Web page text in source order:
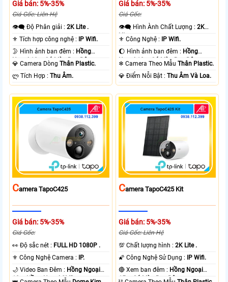
Giá bán: 5%-35%
Giá Gốc: Liên Hệ
👁️‍🗨 Độ Phân giải :2K Lite .
⚜️ Tích hợp công nghệ : IP Wifi.
🌛 Hình ảnh ban đêm : Hồng
Ngoại 10m Có Màu Ban Ðêm.
💎 Camera DòngThân Plastic.
️ლ Tích Hợp :Thu Âm.
Giá bán: 5%-35%
Giá Gốc:
👁️‍🗨 Hình Ành Chất Lượng :2K
Lite .
⚜️ Công Nghệ : IP Wifi.
🌔 Hình ảnh ban đêm : Hồng
Ngoại 10m Có Màu Ban Ðêm.
❄ Camera Theo MẫuThân Plastic.
️💎 Điểm Nỗi Bật :Thu Âm Và Loa.
CAmera TapoC425
Giá bán: 5%-35%
Giá Gốc:
️👀 Độ sắc nét : FULL HD 1080P .
⚜️ Công Nghệ Camera : IP.
🌙 Video Ban Đêm : Hồng Ngoại
10m Hồng Ngoại SMD.
CAmera TapoC425 Kit
Giá bán: 5%-35%
Giá Gốc: Liên Hệ
💯 Chất lượng hình :2K Lite .
🌠 Công Nghệ Sử Dụng : IP Wifi.
🔴 Xem ban đêm : Hồng Ngoại
15m Có Màu Ban Ðêm.